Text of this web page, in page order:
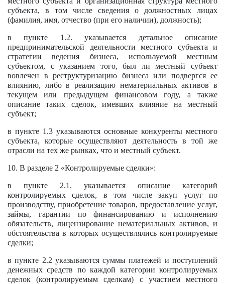
субъекта, в том числе сведения о должностных лицах
(фамилия, имя, отчество (при его наличии), должность);
в пункте 1.2. указывается детальное описание
предпринимательской деятельности местного субъекта и
стратегии ведения бизнеса, используемой местным
субъектом, с указанием того, был ли местный субъект
вовлечен в реструктуризацию бизнеса или подвергся ее
влиянию, либо в реализацию нематериальных активов в
текущем или предыдущем финансовом году, а также
описание таких сделок, имевших влияние на местный
субъект;
в пункте 1.3 указываются основные конкуренты местного
субъекта, которые осуществляют деятельность в той же
отрасли на тех же рынках, что и местный субъект.
10. В разделе 2 «Контролируемые сделки»:
в пункте 2.1. указывается описание категорий
контролируемых сделок, в том числе закуп услуг по
производству, приобретение товаров, предоставление услуг,
займы, гарантии по финансированию и исполнению
обязательств, лицензирование нематериальных активов, и
обстоятельства в которых осуществлялись контролируемые
сделки;
в пункте 2.2 указываются суммы платежей и поступлений
денежных средств по каждой категории контролируемых
сделок (контролируемым сделкам) с участием местного